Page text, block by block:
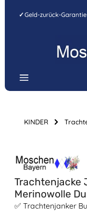
Zum Hauptinhalt
✓Geld-zurück-
KINDER
Trachtenjacke
Merinowolle
✅ Trachtenjanker